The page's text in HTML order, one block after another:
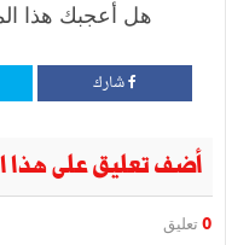
هل أعجبك هذا
شارك
أضف تعليق على هذا
0 تعليق